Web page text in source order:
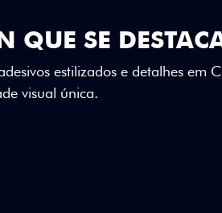
QUE SE
estilizados e detalhes em
visual única.